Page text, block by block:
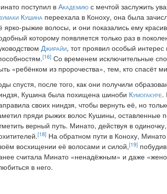
поступил в Академиюс мечтой заслужить
Кушинапереехала в Коноху, она была
ярко-рыжие волосы, и они показались ему
которому появляется только раз в
Джирайи, тот проявил особый
[16]Со временем исключительные
«ребёнком из пророчества», тем, кто спасёт
спустя, после того, как они получили
Кушина была похищена шиноби Кумогакуре.
своих ниндзя, чтобы вернуть её, но
пряди рыжих волос Кушины, оставленные
верный путь. Минато, действуя в
[18]На обратном пути в Коноху, Минато
восхищении её волосами и силой,[19]
считала Минато «ненадёжным» и даже
в него.